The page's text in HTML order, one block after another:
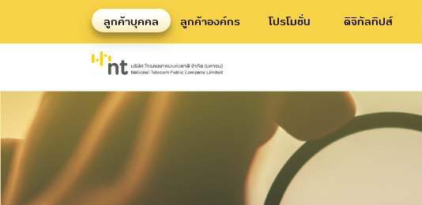
ลูกค้าบุคคล ลูกค้าองค์กร โปรโมชั่น ดิจิทัลทิปส์
คำค้นหาล่าสุด